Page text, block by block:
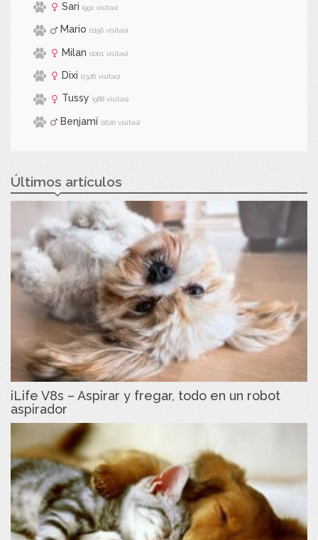
Sari (991 visitas)
Mario (1156 visitas)
Milan (1001 visitas)
Dixi (1326 visitas)
Tussy (988 visitas)
Benjamí (1620 visitas)
Últimos artículos
iLife V8s – Aspirar y fregar, todo en un robot
aspirador